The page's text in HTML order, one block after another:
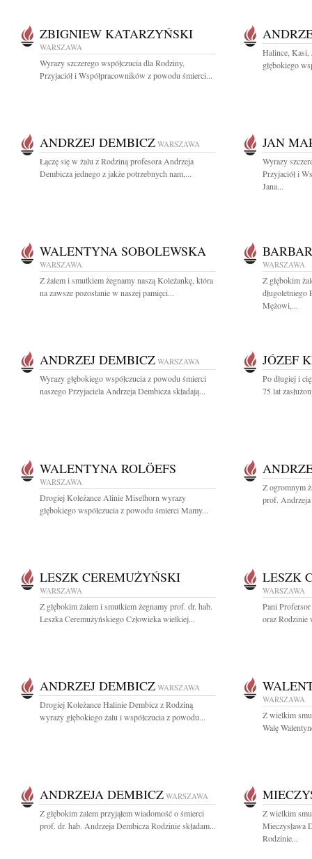
ZBIGNIEW KATARZYŃSKI
WARSZAWA
Wyrazy szczerego współczucia dla Rodziny,
Przyjaciół i Współpracowników z powodu śmierci...
Halince, Kasi,
głębokiego
ANDRZEJ DEMBICZ WARSZAWA
Łączę się w żalu z Rodziną profesora Andrzeja
Dembicza jednego z jakże potrzebnych nam,...
JAN
Wyrazy
Przyjaciół i
Jana...
WALENTYNA SOBOLEWSKA
WARSZAWA
Z żalem i smutkiem żegnamy naszą Koleżankę, która
na zawsze pozostanie w naszej pamięci...
WARSZAWA
Z głębokim
długoletniego
Mężowi,...
ANDRZEJ DEMBICZ WARSZAWA
Wyrazy głębokiego współczucia z powodu śmierci
naszego Przyjaciela Andrzeja Dembicza składają...
JÓZEF
Po długiej i
75 lat
WALENTYNA ROLÖEFS
WARSZAWA
Drogiej Koleżance Alinie Miselhorn wyrazy
głębokiego współczucia z powodu śmierci Mamy...
Z ogromnym
prof.
LESZK CEREMUŻYŃSKI
WARSZAWA
Z głębokim żalem i smutkiem żegnamy prof. dr. hab.
Leszka Ceremużyńskiego Człowieka wielkiej...
LESZK
WARSZAWA
Pani
oraz Rodzinie
ANDRZEJ DEMBICZ WARSZAWA
Drogiej Koleżance Halinie Dembicz z Rodziną
wyrazy głębokiego żalu i współczucia z powodu...
WARSZAWA
Z wielkim
Walę
ANDRZEJA DEMBICZ WARSZAWA
Z głębokim żalem przyjąłem wiadomość o śmierci
prof. dr. hab. Andrzeja Dembicza Rodzinie składam...
Z wielkim
Mieczysława
Rodzinie...